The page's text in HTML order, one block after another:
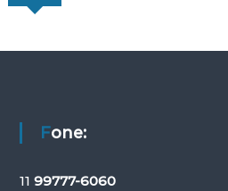
Fone:
11 99777-6060